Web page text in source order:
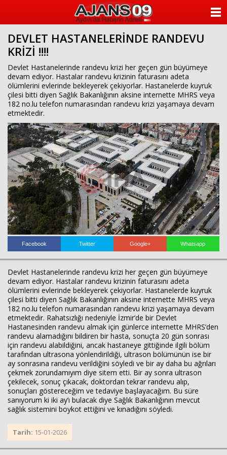
DEVLET HASTANELERİNDE RANDEVU
KRİZİ !!!!
Devlet Hastanelerinde randevu krizi her geçen gün büyümeye
devam ediyor. Hastalar randevu krizinin faturasını adeta
ölümlerini evlerinde bekleyerek çekiyorlar. Hastanelerde kuyruk
çilesi bitti diyen Sağlık Bakanlığının aksine internette MHRS veya
182 no.lu telefon numarasından randevu krizi yaşamaya devam
etmektedir.
Facebook Twitter Google+ Whatsapp
Devlet Hastanelerinde randevu krizi her geçen gün büyümeye
devam ediyor. Hastalar randevu krizinin faturasını adeta
ölümlerini evlerinde bekleyerek çekiyorlar. Hastanelerde kuyruk
çilesi bitti diyen Sağlık Bakanlığının aksine internette MHRS veya
182 no.lu telefon numarasından randevu krizi yaşamaya devam
etmektedir. Rahatsızlığı nedeniyle İzmir’de bir Devlet
Hastanesinden randevu almak için günlerce internette MHRS’den
randevu alamadığını bildiren bir hasta, sonuçta 20 gün sonrası
için randevu alabildiğini, ancak hastaneye gittiğinde ilgili bölüm
tarafından ultrasona yönlendirildiği, ultrason bölümünün ise bir
ay sonrasına randevu verildiğini söyledi ve bir ay daha bu ağrıları
çekmek zorundamıyım diye sitem etti. Bir ay sonra ultrason
çekilecek, sonuç çıkacak, doktordan tekrar randevu alıp,
sonuçları göstereceğim ve tedaviye başlayacağım. Bu süre
sanıyorum ki iki ay’ı bulacak diye Sağlık Bakanlığının mevcut
sağlık sistemini boykot ettiğini ve kınadığını söyledi.
Tarih: 15-01-2026
KATEGORİLER
ANKETLER
VİDEO GALERİ
KÜNYE
İLETİŞİM